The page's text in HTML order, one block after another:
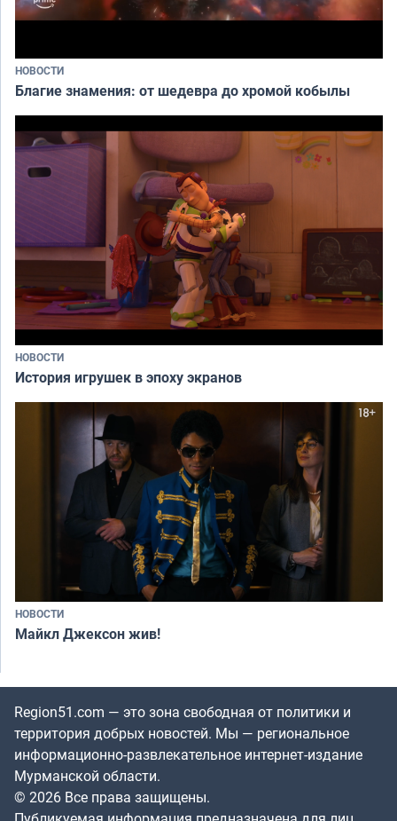
НОВОСТИ
Благие знамения: от шедевра до хромой кобылы
НОВОСТИ
История игрушек в эпоху экранов
НОВОСТИ
Майкл Джексон жив!
Region51.com — это зона свободная от политики и
территория добрых новостей. Мы — региональное
информационно-развлекательное интернет-издание
Мурманской области.
© 2026 Все права защищены.